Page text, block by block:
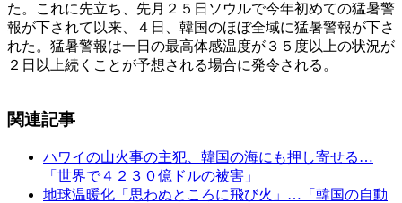
た。これに先立ち、先月２５日ソウルで今年初めての猛暑警
報が下されて以来、４日、韓国のほぼ全域に猛暑警報が下さ
れた。猛暑警報は一日の最高体感温度が３５度以上の状況が
２日以上続くことが予想される場合に発令される。
関連記事
ハワイの山火事の主犯、韓国の海にも押し寄せる…
「世界で４２３０億ドルの被害」
地球温暖化「思わぬところに飛び火」…「韓国の自動